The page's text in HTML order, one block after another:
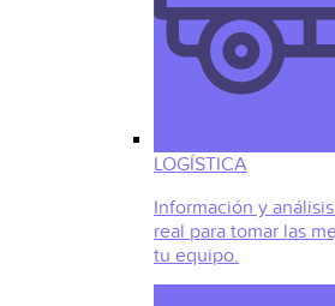
LOGÍSTICA
Información y
real para tomar las
tu equipo.